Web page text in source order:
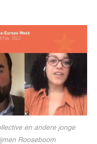
en andere jonge
Rooseboom